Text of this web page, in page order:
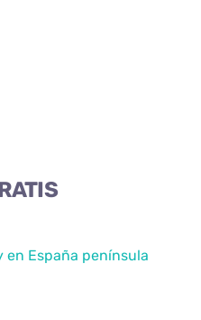
en España península